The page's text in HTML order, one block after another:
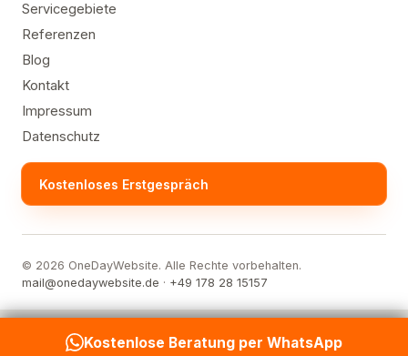
Servicegebiete
Referenzen
Blog
Kontakt
Impressum
Datenschutz
Kostenloses Erstgespräch
© 2026 OneDayWebsite. Alle Rechte vorbehalten.
mail@onedaywebsite.de · +49 178 28 15157
Kostenlose Beratung per WhatsApp